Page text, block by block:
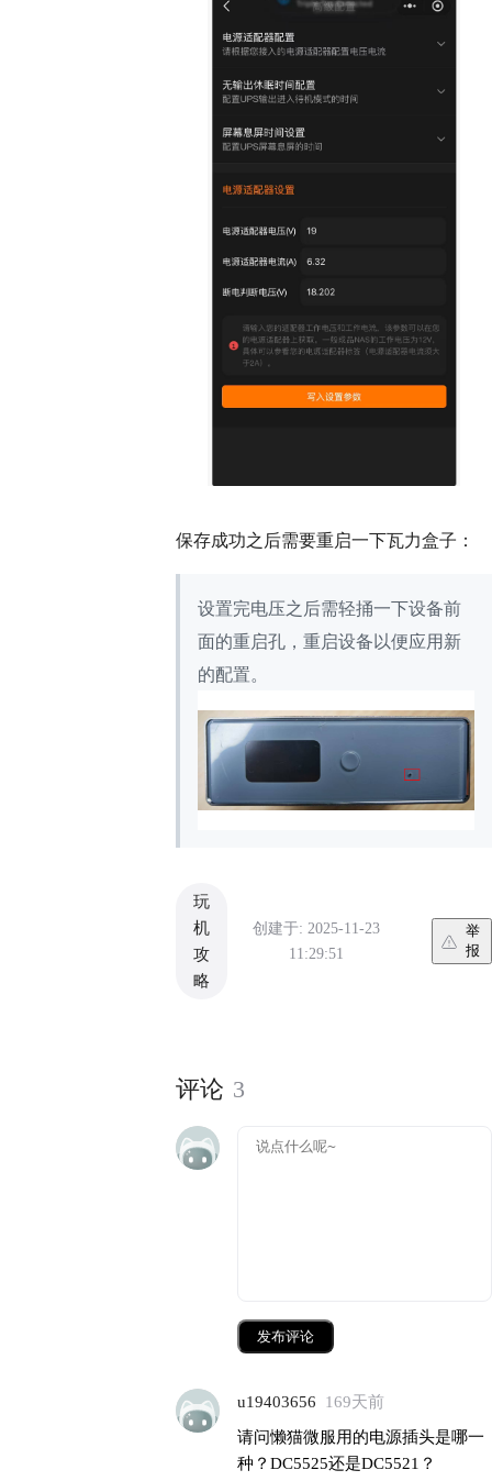
保存成功之后需要重启一下瓦力盒子：
设置完电压之后需轻捅一下设备前
面的重启孔，重启设备以便应用新
的配置。
玩
机
攻
略
创建于: 2025-11-23
11:29:51
举
报
评论 3
发布评论
u19403656
169天前
请问懒猫微服用的电源插头是哪一
种？DC5525还是DC5521？